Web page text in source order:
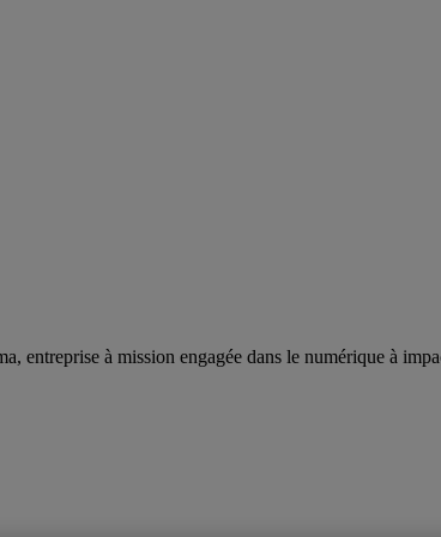
entreprise à mission engagée dans le numérique à